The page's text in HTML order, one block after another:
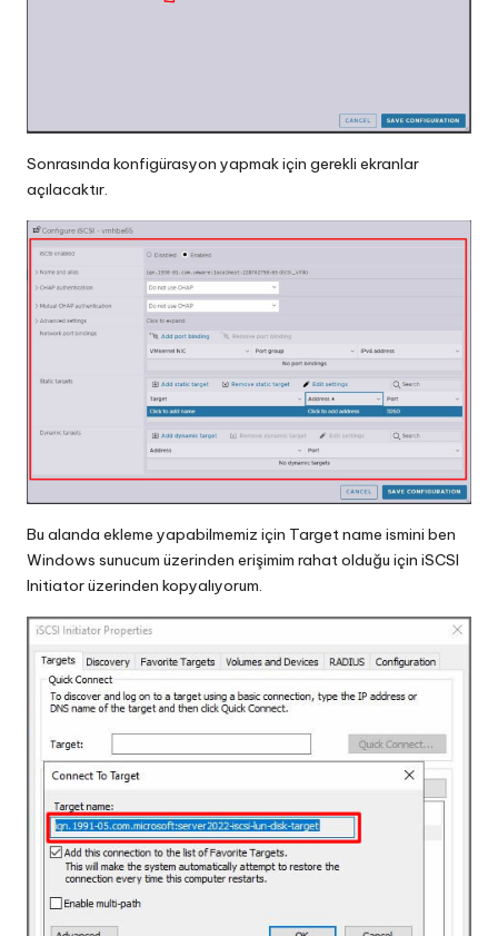
Sonrasında konfigürasyon yapmak için gerekli ekranlar
açılacaktır.
Bu alanda ekleme yapabilmemiz için Target name ismini ben
Windows sunucum üzerinden erişimim rahat olduğu için iSCSI
Initiator üzerinden kopyalıyorum.